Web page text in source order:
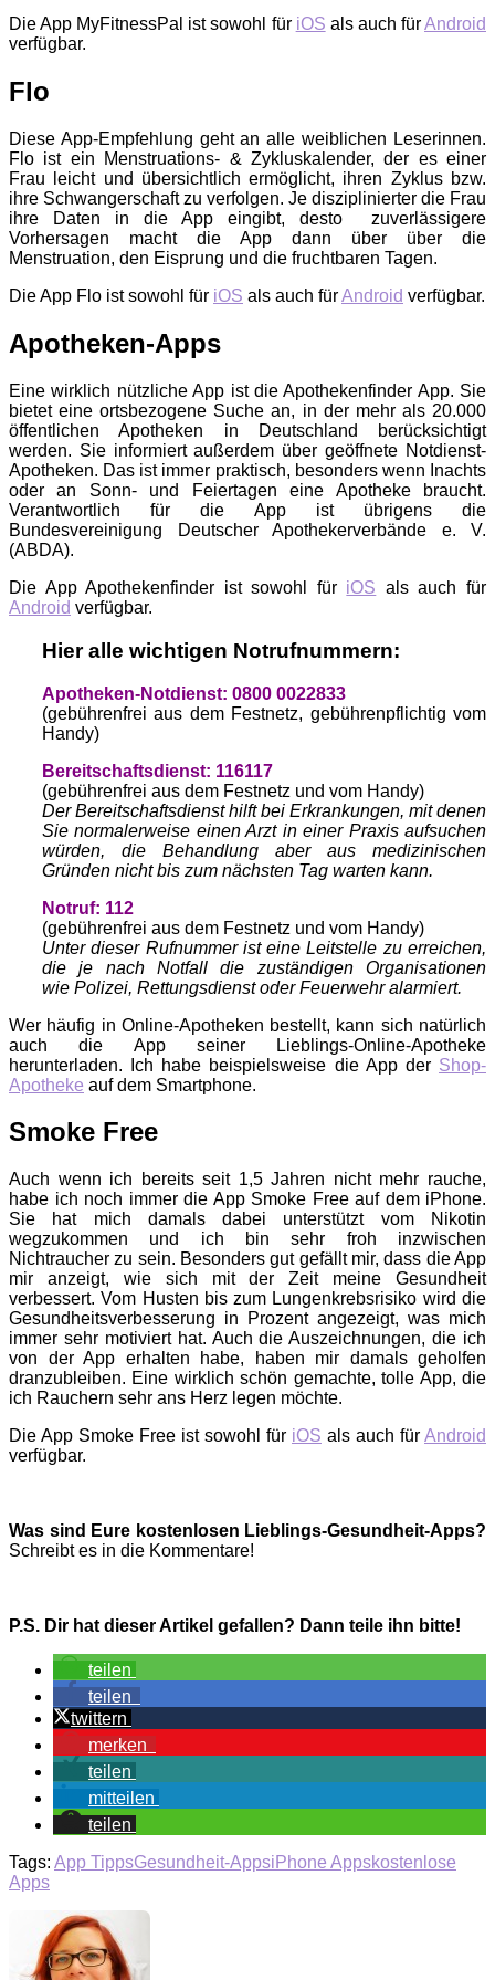
Die App MyFitnessPal ist sowohl für iOS als auch fürAndroid
verfügbar.
Flo
Diese App-Empfehlung geht an alle weiblichen Leserinnen.
Flo ist ein Menstruations- & Zykluskalender, der es einer
Frau leicht und übersichtlich ermöglicht, ihren Zyklus bzw.
ihre Schwangerschaft zu verfolgen. Je disziplinierter die Frau
ihre Daten in die App eingibt, desto zuverlässigere
Vorhersagen macht die App dann über über die
Menstruation, den Eisprung und die fruchtbaren Tagen.
Die App Flo ist sowohl für iOS als auch fürAndroid verfügbar.
Apotheken-Apps
Eine wirklich nützliche App ist die Apothekenfinder App. Sie
bietet eine ortsbezogene Suche an, in der mehr als 20.000
öffentlichen Apotheken in Deutschland berücksichtigt
werden. Sie informiert außerdem über geöffnete Notdienst-
Apotheken. Das ist immer praktisch, besonders wenn Inachts
oder an Sonn- und Feiertagen eine Apotheke braucht.
Verantwortlich für die App ist übrigens die
Bundesvereinigung Deutscher Apothekerverbände e. V.
(ABDA).
Die App Apothekenfinder ist sowohl für iOS als auch für
Android verfügbar.
Hier alle wichtigen Notrufnummern:
Apotheken-Notdienst: 0800 0022833
(gebührenfrei aus dem Festnetz, gebührenpflichtig vom
Handy)
Bereitschaftsdienst: 116117
(gebührenfrei aus dem Festnetz und vom Handy)
Der Bereitschaftsdienst hilft bei Erkrankungen, mit denen
Sie normalerweise einen Arzt in einer Praxis aufsuchen
würden, die Behandlung aber aus medizinischen
Gründen nicht bis zum nächsten Tag warten kann.
Notruf: 112
(gebührenfrei aus dem Festnetz und vom Handy)
Unter dieser Rufnummer ist eine Leitstelle zu erreichen,
die je nach Notfall die zuständigen Organisationen
wie Polizei, Rettungsdienst oder Feuerwehr alarmiert.
Wer häufig in Online-Apotheken bestellt, kann sich natürlich
auch die App seiner Lieblings-Online-Apotheke
herunterladen. Ich habe beispielsweise die App der Shop-
Apotheke auf dem Smartphone.
Smoke Free
Auch wenn ich bereits seit 1,5 Jahren nicht mehr rauche,
habe ich noch immer die App Smoke Free auf dem iPhone.
Sie hat mich damals dabei unterstützt vom Nikotin
wegzukommen und ich bin sehr froh inzwischen
Nichtraucher zu sein. Besonders gut gefällt mir, dass die App
mir anzeigt, wie sich mit der Zeit meine Gesundheit
verbessert. Vom Husten bis zum Lungenkrebsrisiko wird die
Gesundheitsverbesserung in Prozent angezeigt, was mich
immer sehr motiviert hat. Auch die Auszeichnungen, die ich
von der App erhalten habe, haben mir damals geholfen
dranzubleiben. Eine wirklich schön gemachte, tolle App, die
ich Rauchern sehr ans Herz legen möchte.
Die App Smoke Free ist sowohl für iOS als auch für Android
verfügbar.
Was sind Eure kostenlosen Lieblings-Gesundheit-Apps?
Schreibt es in die Kommentare!
P.S. Dir hat dieser Artikel gefallen? Dann teile ihn bitte!
teilen
teilen
twittern
merken
teilen
mitteilen
teilen
Tags: App TippsGesundheit-AppsiPhone Appskostenlose
Apps